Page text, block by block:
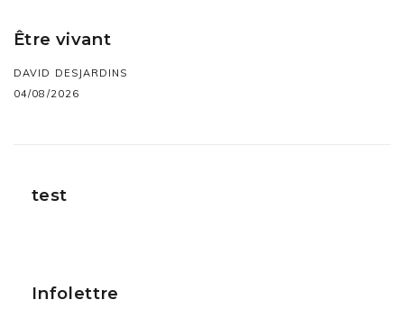
Être vivant
DAVID DESJARDINS
04/08/2026
test
Infolettre